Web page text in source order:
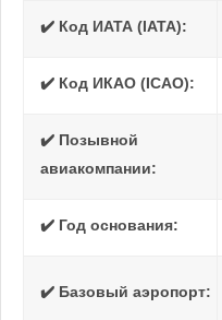
✔️ Код ИАТА (IATA):
✔️ Код ИКАО (ICAO):
✔️ Позывной
авиакомпании:
✔️ Год основания:
✔️ Базовый аэропорт: